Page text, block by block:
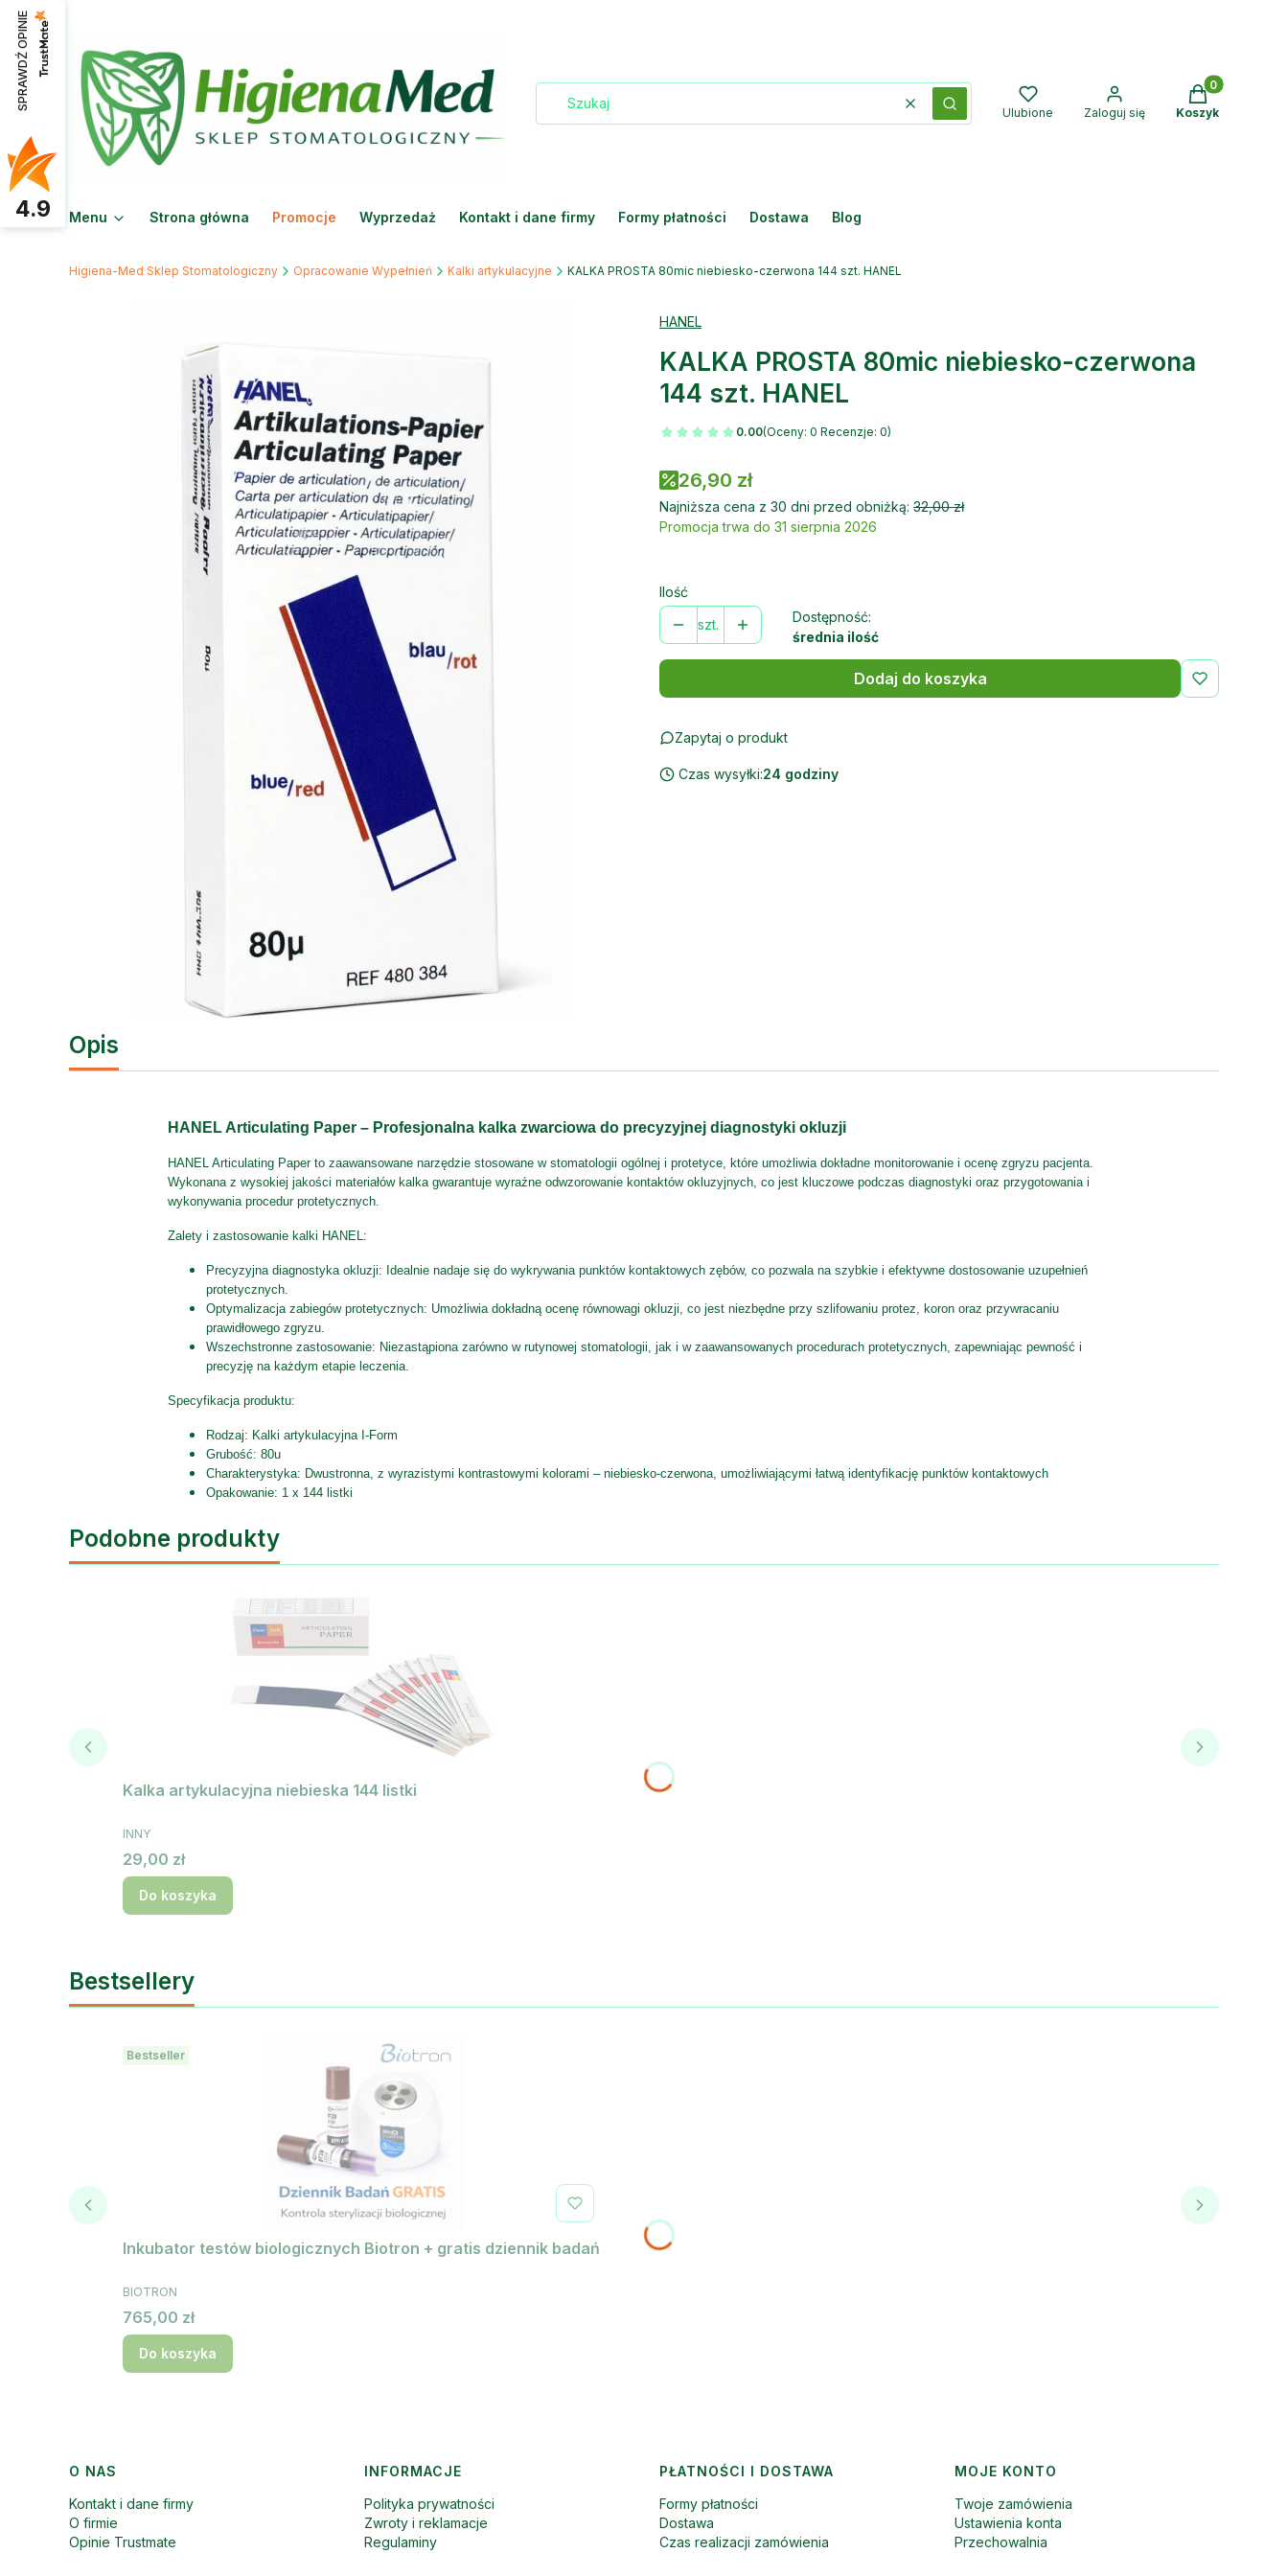
WyczyśćSzukaj Ulubione Zaloguj się
Produkty w
Koszyk
Menu Strona główna Promocje Wyprzedaż Kontakt i dane firmy Formy płatności Dostawa Blog
Higiena-Med Sklep Stomatologiczny Opracowanie Wypełnień Kalki artykulacyjne KALKA PROSTA 80mic niebiesko-czerwona 144 szt. HANEL
HANEL
KALKA PROSTA 80mic niebiesko-czerwona
144 szt. HANEL
0.00(Oceny: 0 Recenzje: 0)
26,90 zł
Najniższa cena z 30 dni przed obniżką: 32,00 zł
Promocja trwa do 31 sierpnia 2026
Ilość
szt.
Dostępność:
średnia ilość
Dodaj do koszyka
Zapytaj o produkt
Czas wysyłki:24 godziny
Opis
HANEL Articulating Paper – Profesjonalna kalka zwarciowa do precyzyjnej diagnostyki okluzji
HANEL Articulating Paper to zaawansowane narzędzie stosowane w stomatologii ogólnej i protetyce, które umożliwia dokładne monitorowanie i ocenę zgryzu pacjenta.
Wykonana z wysokiej jakości materiałów kalka gwarantuje wyraźne odwzorowanie kontaktów okluzyjnych, co jest kluczowe podczas diagnostyki oraz przygotowania i
wykonywania procedur protetycznych.
Zalety i zastosowanie kalki HANEL:
Precyzyjna diagnostyka okluzji: Idealnie nadaje się do wykrywania punktów kontaktowych zębów, co pozwala na szybkie i efektywne dostosowanie uzupełnień
protetycznych.
Optymalizacja zabiegów protetycznych: Umożliwia dokładną ocenę równowagi okluzji, co jest niezbędne przy szlifowaniu protez, koron oraz przywracaniu
prawidłowego zgryzu.
Wszechstronne zastosowanie: Niezastąpiona zarówno w rutynowej stomatologii, jak i w zaawansowanych procedurach protetycznych, zapewniając pewność i
precyzję na każdym etapie leczenia.
Specyfikacja produktu:
Rodzaj: Kalki artykulacyjna I-Form
Grubość: 80u
Charakterystyka: Dwustronna, z wyrazistymi kontrastowymi kolorami – niebiesko-czerwona, umożliwiającymi łatwą identyfikację punktów kontaktowych
Opakowanie: 1 x 144 listki
Podobne produkty
Kalka artykulacyjna niebieska 144 listki
PRODUCENT
INNY
Cena
29,00 zł
Do koszyka
Bestsellery
Bestseller
Inkubator testów biologicznych Biotron + gratis dziennik badań
PRODUCENT
BIOTRON
Cena
765,00 zł
Do koszyka
Linki w stopce
O NAS
Kontakt i dane firmy
O firmie
Opinie Trustmate
INFORMACJE
Polityka prywatności
Zwroty i reklamacje
Regulaminy
PŁATNOŚCI I DOSTAWA
Formy płatności
Dostawa
Czas realizacji zamówienia
MOJE KONTO
Twoje zamówienia
Ustawienia konta
Przechowalnia
SPRAWDŹ OPINIE
4.9